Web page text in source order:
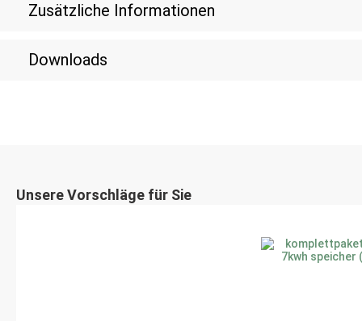
Zusätzliche Informationen
Downloads
Unsere Vorschläge für Sie